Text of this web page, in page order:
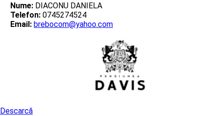
Nume: DIACONU DANIELA
Telefon: 0745274524
Email: brebocom@yahoo.com
Descarcă